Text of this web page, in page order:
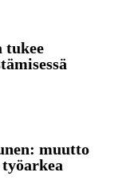
tukee
muutto